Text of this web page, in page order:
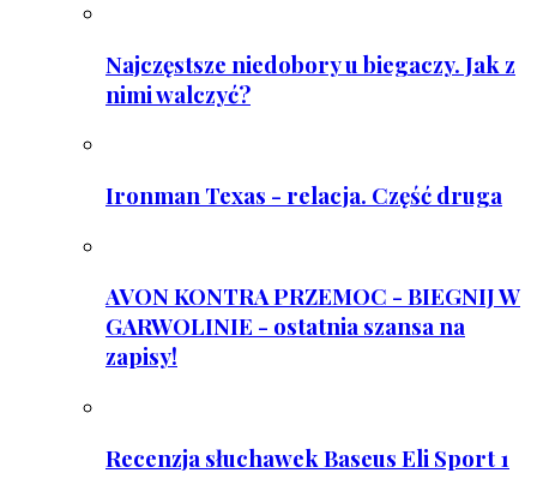
Najczęstsze niedobory u biegaczy. Jak z
nimi walczyć?
Ironman Texas - relacja. Część druga
AVON KONTRA PRZEMOC - BIEGNIJ W
GARWOLINIE - ostatnia szansa na
zapisy!
Recenzja słuchawek Baseus Eli Sport 1